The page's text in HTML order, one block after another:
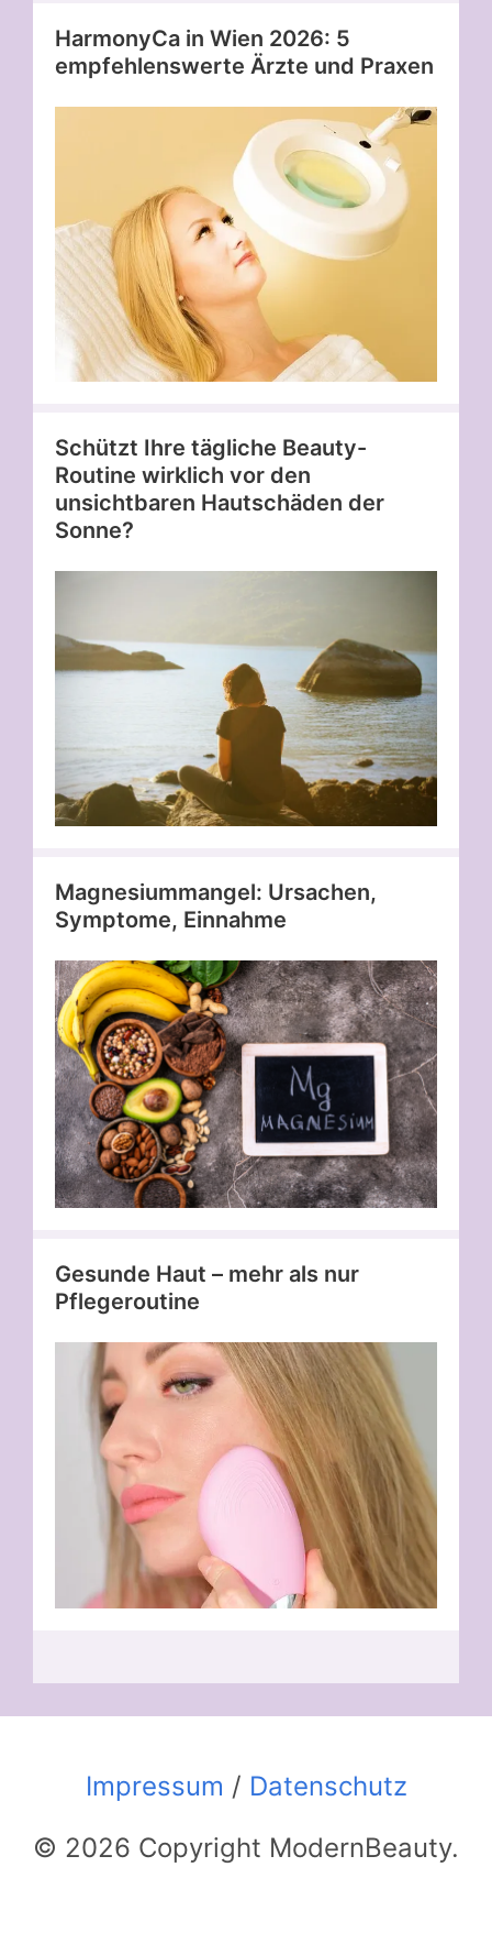
HarmonyCa in Wien 2026: 5
empfehlenswerte Ärzte und Praxen
Schützt Ihre tägliche Beauty-
Routine wirklich vor den
unsichtbaren Hautschäden der
Sonne?
Magnesiummangel: Ursachen,
Symptome, Einnahme
Gesunde Haut – mehr als nur
Pflegeroutine
Impressum / Datenschutz
© 2026 Copyright ModernBeauty.